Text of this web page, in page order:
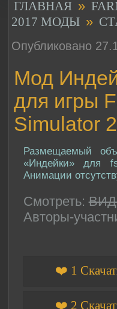
ГЛАВНАЯ »
2017 МОДЫ »
Опубликовано
Мод
для игры
Simulator
Размещаемый
«Индейки» для
Анимации
Смотреть:
Авторы-
❤️ 1
❤️ 2